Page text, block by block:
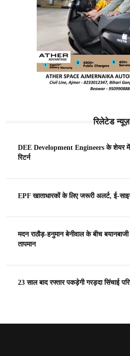
रिलेटेड न्यूज़
DEE Development Engineers के शेयर में
रिटर्न
EPF खाताधारकों के लिए जरूरी अलर्ट, ई-
मदन राठौड़-हनुमान बेनीवाल के बीच
तापमान
23 साल बाद रफ्तार पकड़ेगी गरड़दा सिंचाई